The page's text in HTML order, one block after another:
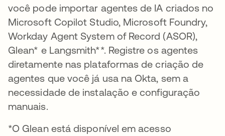
você pode importar agentes de IA criados no
Microsoft Copilot Studio, Microsoft Foundry,
Workday Agent System of Record (ASOR),
Glean* e Langsmith**. Registre os agentes
diretamente nas plataformas de criação de
agentes que você já usa na Okta, sem a
necessidade de instalação e configuração
manuais.
*O Glean está disponível em acesso